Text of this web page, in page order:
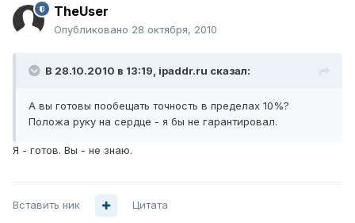
TheUser
Опубликовано 28 октября, 2010
В 28.10.2010 в 13:19, ipaddr.ru сказал:
А вы готовы пообещать точность в пределах 10%?
Положа руку на сердце - я бы не гарантировал.
Я - готов. Вы - не знаю.
Вставить ник Цитата